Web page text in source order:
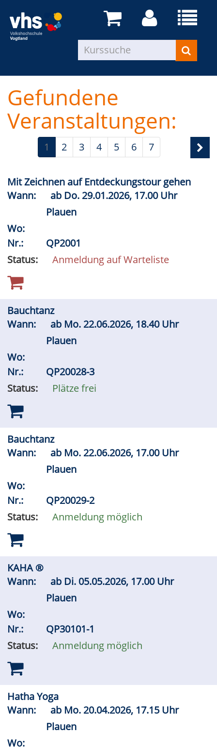
Gefundene
Veranstaltungen:
1 2 3 4 5 6 7
Mit Zeichnen auf Entdeckungstour gehen
Wann:
ab Do. 29.01.2026, 17.00 Uhr
Plauen
Wo:
Nr.:
QP2001
Status:
Anmeldung auf Warteliste
Bauchtanz
Wann:
ab Mo. 22.06.2026, 18.40 Uhr
Plauen
Wo:
Nr.:
QP20028-3
Status:
Plätze frei
Bauchtanz
Wann:
ab Mo. 22.06.2026, 17.00 Uhr
Plauen
Wo:
Nr.:
QP20029-2
Status:
Anmeldung möglich
KAHA ®
Wann:
ab Di. 05.05.2026, 17.00 Uhr
Plauen
Wo:
Nr.:
QP30101-1
Status:
Anmeldung möglich
Hatha Yoga
Wann:
ab Mo. 20.04.2026, 17.15 Uhr
Plauen
Wo: